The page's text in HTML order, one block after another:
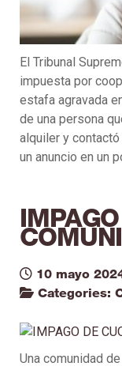
El Tribunal
impuesta por
estafa agravada
de una persona
alquiler y
un anuncio en un
10 mayo
Categories:
Una comunidad